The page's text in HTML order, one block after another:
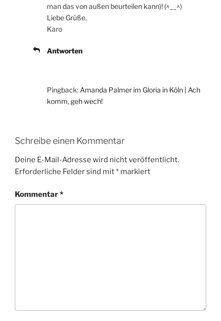
man das von außen beurteilen kann)! (^__^)
Liebe Grüße,
Karo
Antworten
Pingback: Amanda Palmer im Gloria in Köln | Ach
komm, geh wech!
Schreibe einen Kommentar
Deine E-Mail-Adresse wird nicht veröffentlicht.
Erforderliche Felder sind mit* markiert
Kommentar*